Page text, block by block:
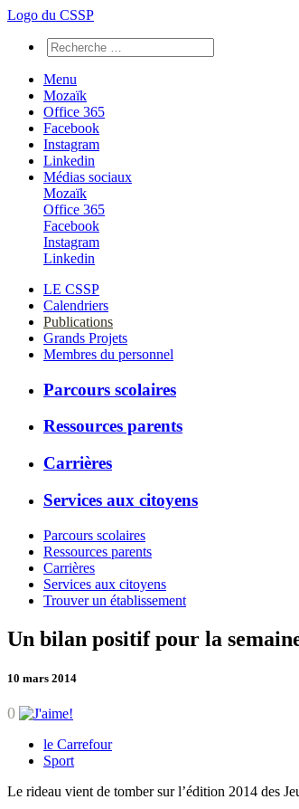
Logo du CSSP
Menu
Mozaïk
Office 365
Facebook
Instagram
Linkedin
Médias sociaux
Mozaïk
Office 365
Facebook
Instagram
Linkedin
LE CSSP
Calendriers
Publications
Grands Projets
Membres du personnel
Parcours scolaires
Ressources parents
Carrières
Services aux citoyens
Parcours scolaires
Ressources parents
Carrières
Services aux citoyens
Trouver un établissement
Un bilan positif pour la
10 mars 2014
0
le Carrefour
Sport
Le rideau vient de tomber sur l’édition 2014 des